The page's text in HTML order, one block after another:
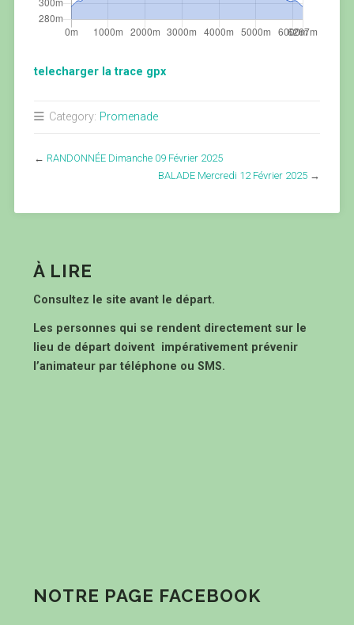
telecharger la trace gpx
Category: Promenade
← RANDONNÉE Dimanche 09 Février 2025
BALADE Mercredi 12 Février 2025 →
À LIRE
Consultez le site avant le départ.
Les personnes qui se rendent directement sur le
lieu de départ doivent impérativement prévenir
l’animateur par téléphone ou SMS.
NOTRE PAGE FACEBOOK